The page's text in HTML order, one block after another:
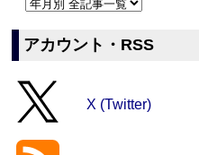
アカウント・RSS
X (Twitter)